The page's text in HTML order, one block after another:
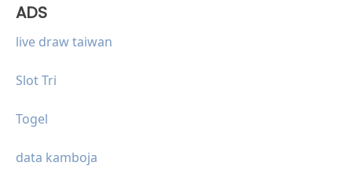
ADS
live draw taiwan
Slot Tri
Togel
data kamboja